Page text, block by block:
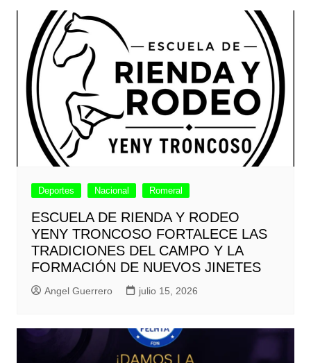
Deportes Nacional Romeral
ESCUELA DE RIENDA Y RODEO
YENY TRONCOSO FORTALECE LAS
TRADICIONES DEL CAMPO Y LA
FORMACIÓN DE NUEVOS JINETES
Angel Guerrero julio 15, 2026